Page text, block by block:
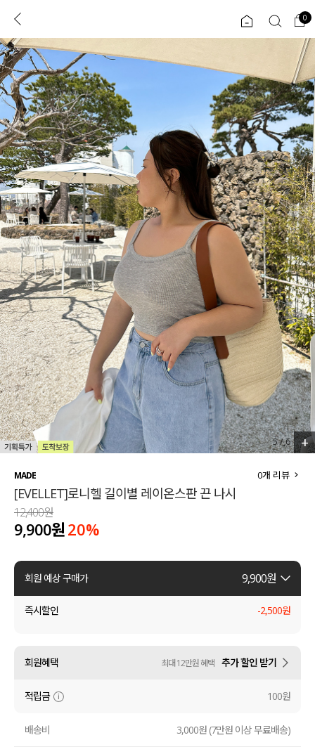
로그인 0
TW
JP
콘텐츠 리뷰 & 혜택 회원혜택 입
CATEGORY COMMUNITY
도착보장⚡
인플루언서 pick!
신상 5%
베스트
MADE
세트할인 ~30%
하객룩
살안타템
110사이즈
티셔츠
팬츠
셔츠
원피스
수영복
아우터
ALL
익스클루시브
아우터
티셔츠
니트
블라우스
원피스
스커트
언더웨어
0
5/6 +
MADE
[EVELLET]로니헬 길이별 레이온스판 끈 나시
0개 리뷰
12,400원
9,900원 20%
회원 예상 구매가 9,900원
즉시할인 -2,500원
회원혜택 최대 12만원 혜택 추가 할인 받기
적립금 100원
배송비 3,000원 (7만원 이상 무료배송)